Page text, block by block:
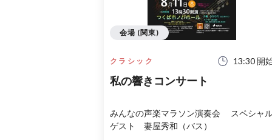
クラシック 13:30 開
私の響きコンサート
みんなの声楽マラソン演奏会 スペシャル
ゲスト 妻屋秀和（バス）
会場 (関東)